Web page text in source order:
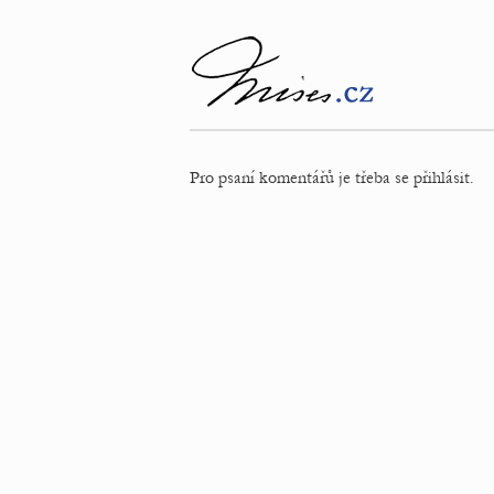
Pro psaní komentářů je třeba se přihlásit.